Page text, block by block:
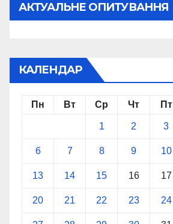
АКТУАЛЬНЕ ОПИТУВАННЯ
КАЛЕНДАР
Пн Вт Ср Чт Пт
1 2 3
6 7 8 9 10
13 14 15 16 17
20 21 22 23 24